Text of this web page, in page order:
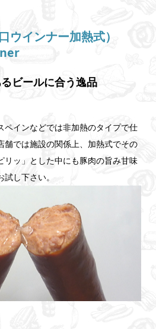
ウインナー加熱式）
ビールに合う逸品
ペインなどでは非加熱のタイプで仕
舗では施設の関係上、加熱式でその
リッ」とした中にも豚肉の旨み甘味
し下さい。